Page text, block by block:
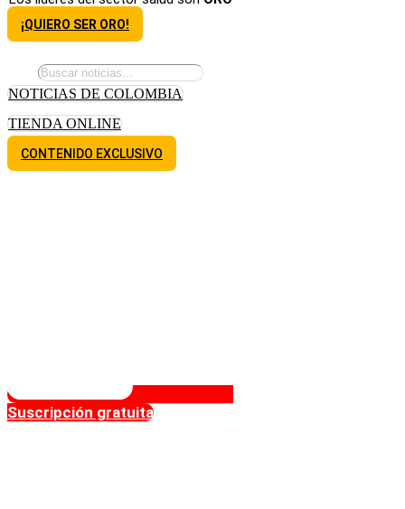
¡QUIERO SER ORO!
NOTICIAS DE COLOMBIA
TIENDA ONLINE
CONTENIDO EXCLUSIVO
Suscripción gratuita